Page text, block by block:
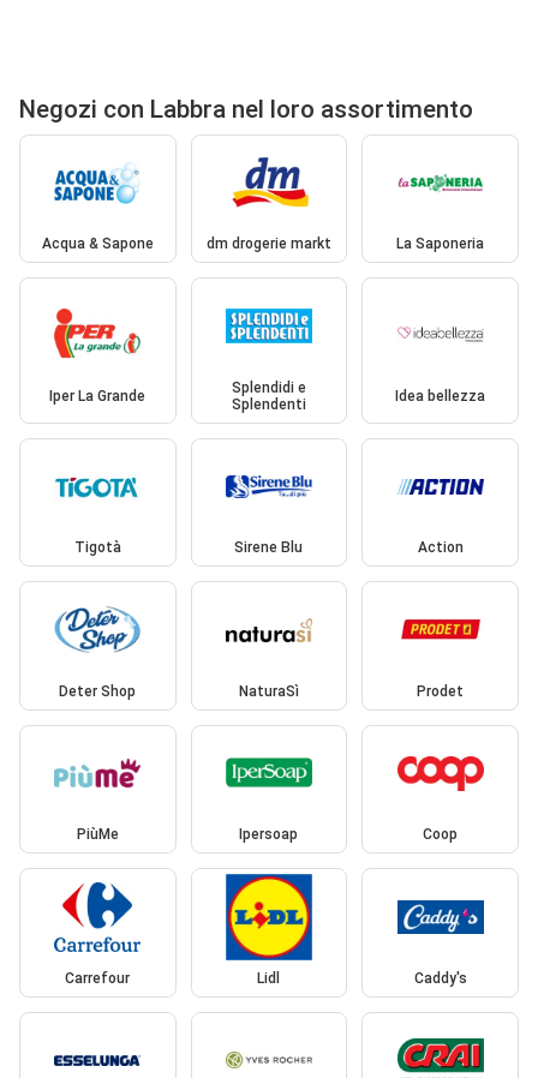
Negozi con Labbra nel loro assortimento
Acqua & Sapone dm drogerie markt La Saponeria
Iper La Grande
Splendidi e
Splendenti
Idea bellezza
Tigotà Sirene Blu Action
Deter Shop NaturaSì Prodet
PiùMe Ipersoap Coop
Carrefour Lidl Caddy's